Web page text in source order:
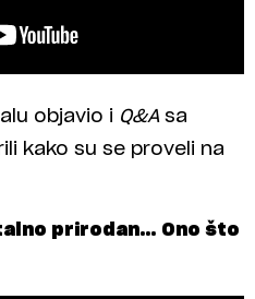
objavio i Q&A sa
kako su se proveli na
prirodan… Ono što